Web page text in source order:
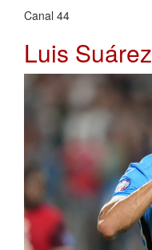
Canal 44
Luis Suárez